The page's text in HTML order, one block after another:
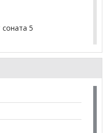
5
о том, как купить
.
магазина
магазинах-